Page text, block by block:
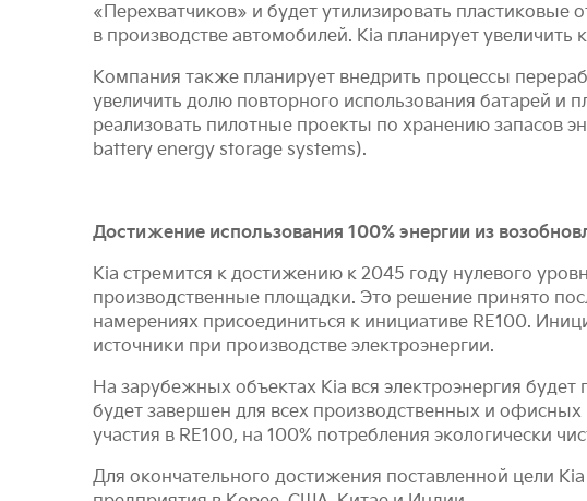
«Перехватчиков» и будет утилизировать
в производстве автомобилей. Kia планирует
Компания также планирует внедрить процессы
увеличить долю повторного использования батарей и
реализовать пилотные проекты по хранению запасов
battery energy storage systems).
Достижение использования 100% энергии из
Kia стремится к достижению к 2045 году нулевого
производственные площадки. Это решение принято
намерениях присоединиться к инициативе RE100.
источники при производстве электроэнергии.
На зарубежных объектах Kia вся электроэнергия
будет завершен для всех производственных и
участия в RE100, на 100% потребления экологически
Для окончательного достижения поставленной цели